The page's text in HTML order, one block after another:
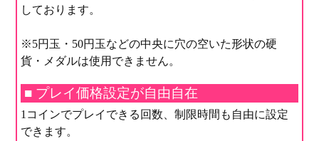
しております。
※5円玉・50円玉などの中央に穴の空いた形状の硬
貨・メダルは使用できません。
■ プレイ価格設定が自由自在
1コインでプレイできる回数、制限時間も自由に設定
できます。